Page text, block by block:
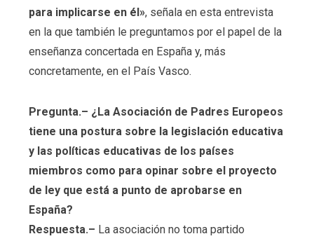
para implicarse en él», señala en esta entrevista
en la que también le preguntamos por el papel de la
enseñanza concertada en España y, más
concretamente, en el País Vasco.
Pregunta.– ¿La Asociación de Padres Europeos
tiene una postura sobre la legislación educativa
y las políticas educativas de los países
miembros como para opinar sobre el proyecto
de ley que está a punto de aprobarse en
España?
Respuesta.– La asociación no toma partido